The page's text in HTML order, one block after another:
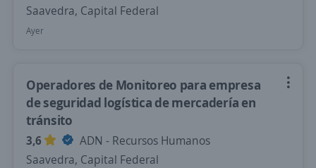
Saavedra, Capital Federal
Ayer
Operadores de Monitoreo para empresa
de seguridad logística de mercadería en
tránsito
3,6
ADN - Recursos Humanos
Saavedra, Capital Federal